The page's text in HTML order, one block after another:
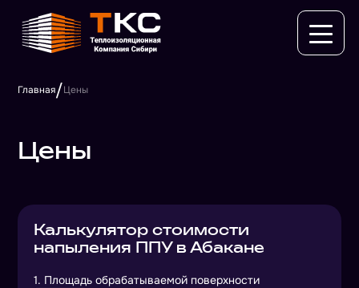
Главная/Цены
Цены
Калькулятор стоимости
напыления ППУ в Абакане
1. Площадь обрабатываемой поверхности